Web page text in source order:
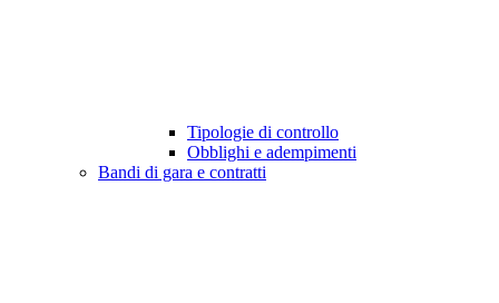
Tipologie di controllo
Obblighi e adempimenti
Bandi di gara e contratti